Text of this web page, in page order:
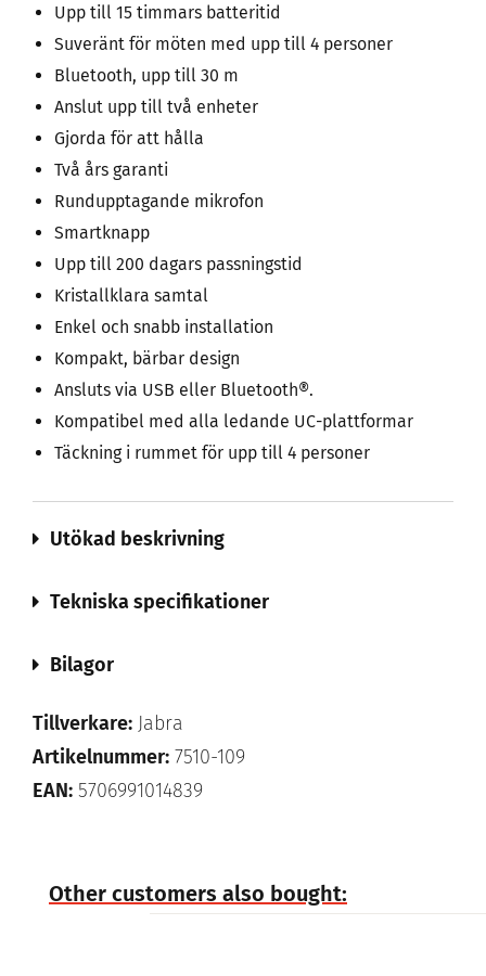
Upp till 15 timmars batteritid
Suveränt för möten med upp till 4 personer
Bluetooth, upp till 30 m
Anslut upp till två enheter
Gjorda för att hålla
Två års garanti
Rundupptagande mikrofon
Smartknapp
Upp till 200 dagars passningstid
Kristallklara samtal
Enkel och snabb installation
Kompakt, bärbar design
Ansluts via USB eller Bluetooth®.
Kompatibel med alla ledande UC-plattformar
Täckning i rummet för upp till 4 personer
Utökad beskrivning
Tekniska specifikationer
Bilagor
Tillverkare: Jabra
Artikelnummer: 7510-109
EAN: 5706991014839
Other customers also bought: